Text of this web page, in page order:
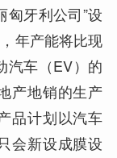
匈牙利公司”设
年产能将比现
汽车（EV）的
产地销的生产
品计划以汽车
会新设成膜设